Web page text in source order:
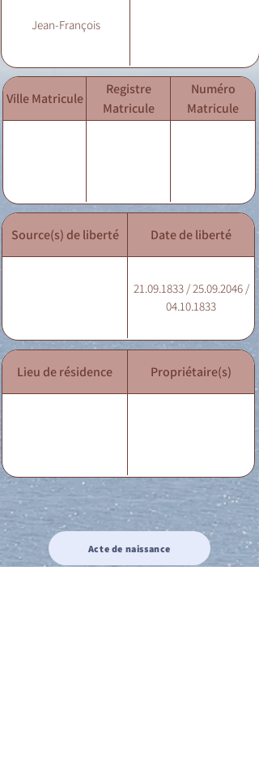
Jean-François
Ville Matricule
Registre
Matricule
Numéro
Matricule
Source(s) de liberté Date de liberté
21.09.1833 / 25.09.2046 /
04.10.1833
Lieu de résidence Propriétaire(s)
Acte de naissance